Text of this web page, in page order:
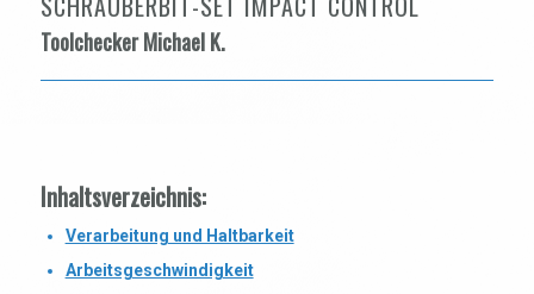
Toolchecker Michael K.
Inhaltsverzeichnis:
Verarbeitung und Haltbarkeit
Arbeitsgeschwindigkeit